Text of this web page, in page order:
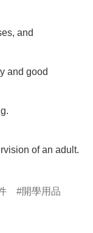
and
and good
of an adult.
開學用品